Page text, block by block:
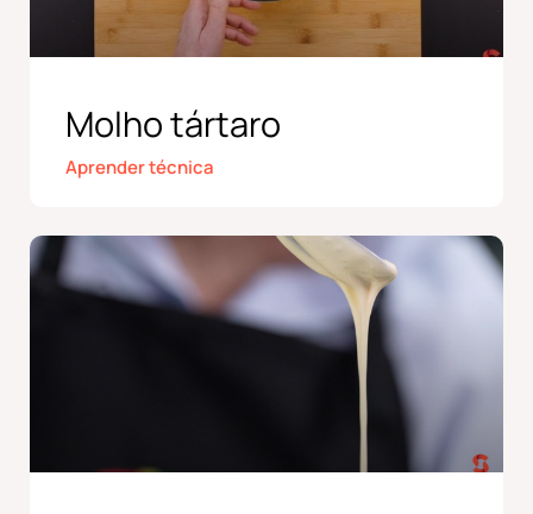
Molho tártaro
Aprender técnica